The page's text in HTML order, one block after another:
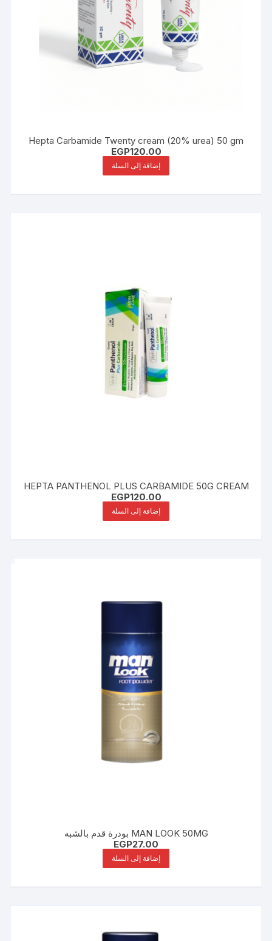
Hepta Carbamide Twenty cream (20% urea) 50 gm
EGP120.00
إضافة إلى السلة
HEPTA PANTHENOL PLUS CARBAMIDE 50G CREAM
EGP120.00
إضافة إلى السلة
MAN LOOK 50MG بودرة قدم بالشبه
EGP27.00
إضافة إلى السلة